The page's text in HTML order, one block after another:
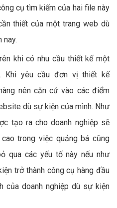
cụ tìm kiếm của hai file này
thiết của một trang web dù
nay.
khi có nhu cầu thiết kế một
Khi yêu cầu đơn vị thiết kế
nên căn cứ vào các điểm
dù sự kiện của mình. Như
tạo ra cho doanh nghiệp sẽ
trong việc quảng bá cũng
qua các yếu tố này nếu như
trở thành công cụ hàng đầu
của doanh nghiệp dù sự kiện